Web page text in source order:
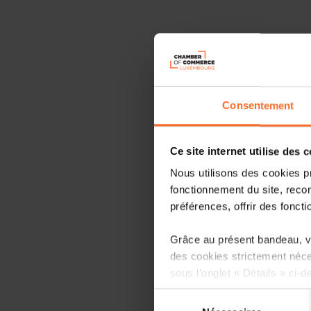
Consentement
Ce site internet utilise des
Nous utilisons des cookies
fonctionnement du site,
préférences, offrir des
Grâce au présent bandeau,
des cookies strictement
sous l’onglet « Détails » ci-
Il est précisé que la